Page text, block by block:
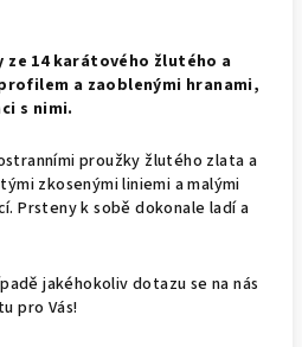
14 karátového žlutého a
a zaoblenými hranami,
s nimi.
proužky žlutého zlata a
zkosenými liniemi a malými
Prsteny k sobě dokonale ladí a
jakéhokoliv dotazu se na nás
pro Vás!